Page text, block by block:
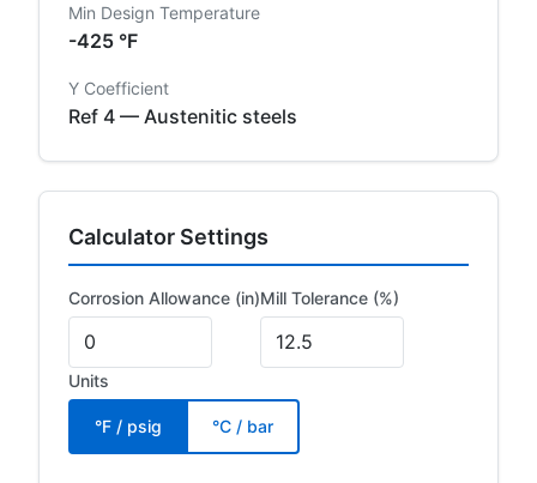
Min Design Temperature
-425 °F
Y Coefficient
Ref 4 — Austenitic steels
Calculator Settings
Corrosion Allowance (in)Mill Tolerance (%)
Units
°F / psig °C / bar